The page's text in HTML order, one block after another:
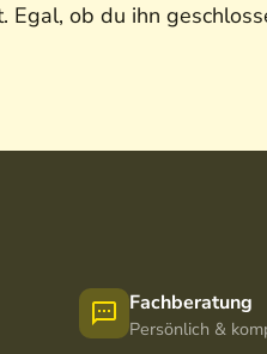
ob du ihn
Fachberatung
Persönlich &